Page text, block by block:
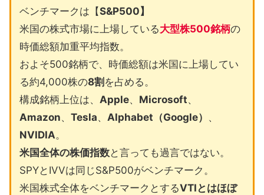
ベンチマークは【S&P500】
米国の株式市場に上場している大型株500銘柄の
時価総額加重平均指数。
およそ500銘柄で、時価総額は米国に上場してい
る約4,000株の8割 を占める。
構成銘柄上位は、 Apple、 Microsoft、
Amazon、 Tesla、 Alphabet（Google） 、
NVIDIA。
米国全体の株価指数と言っても過言ではない。
SPYとIVVは同じS&P500がベンチマーク。
米国株式全体をベンチマークとするVTIとはほぼ